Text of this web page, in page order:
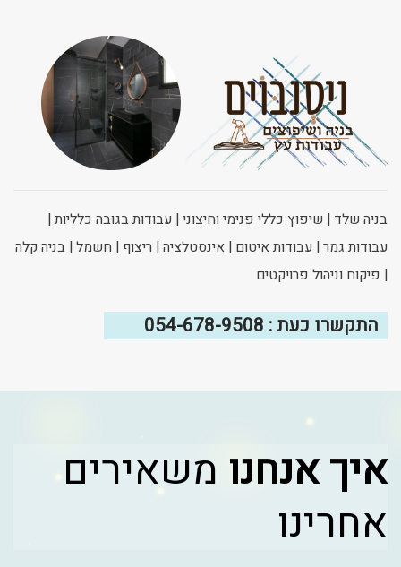
בניה שלד | שיפוץ כללי פנימי וחיצוני | עבודות בגובה כלליות |
עבודות גמר | עבודות איטום | אינסטלציה | ריצוף | חשמל | בניה קלה
| פיקוח וניהול פרויקטים
התקשרו כעת : ⁦054-678-9508⁩
איך אנחנו משאירים
אחרינו